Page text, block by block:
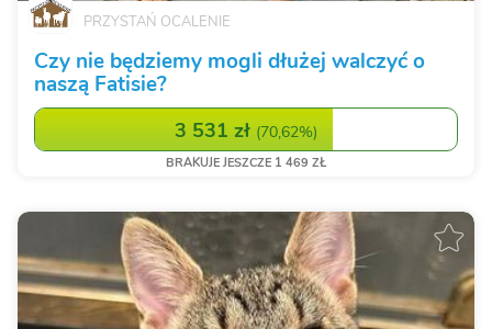
PRZYSTAŃ OCALENIE
Czy nie będziemy mogli dłużej walczyć o
naszą Fatisie?
3 531 zł (70,62%)
BRAKUJE JESZCZE 1 469 ZŁ